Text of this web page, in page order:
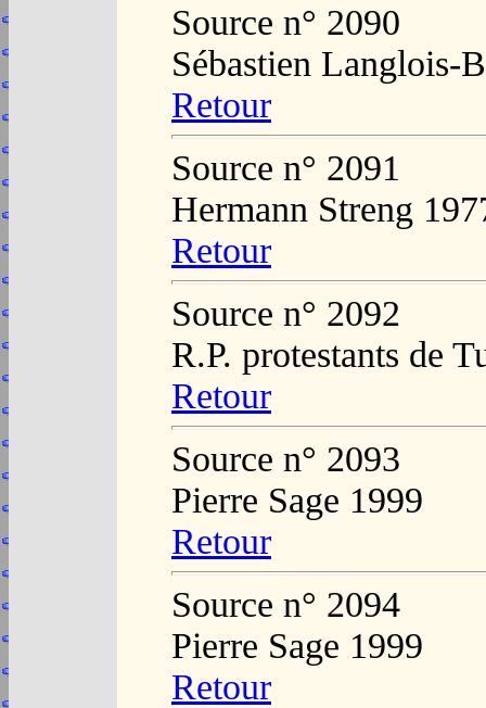
Source n° 2090
Sébastien Langlois-
Retour
Source n° 2091
Hermann Streng
Retour
Source n° 2092
R.P. protestants de
Retour
Source n° 2093
Pierre Sage 1999
Retour
Source n° 2094
Pierre Sage 1999
Retour